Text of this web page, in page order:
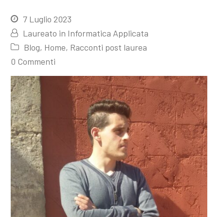
7 Luglio 2023
Laureato in Informatica Applicata
Blog, Home, Racconti post laurea
0 Commenti